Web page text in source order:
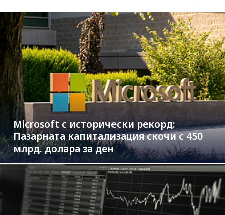
Microsoft с исторически рекорд:
Пазарната капитализация скочи с 450
млрд. долара за ден